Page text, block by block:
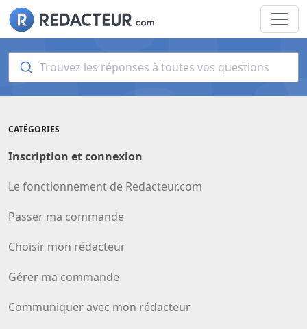
Trouvez les réponses à toutes vos questions
CATÉGORIES
Inscription et connexion
Le fonctionnement de Redacteur.com
Passer ma commande
Choisir mon rédacteur
Gérer ma commande
Communiquer avec mon rédacteur